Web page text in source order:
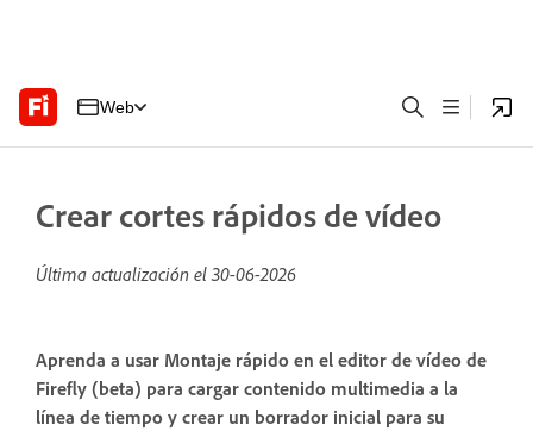
Web
Crear cortes rápidos de vídeo
Última actualización el 30-06-2026
Aprenda a usar Montaje rápido en el editor de vídeo de
Firefly (beta) para cargar contenido multimedia a la
línea de tiempo y crear un borrador inicial para su